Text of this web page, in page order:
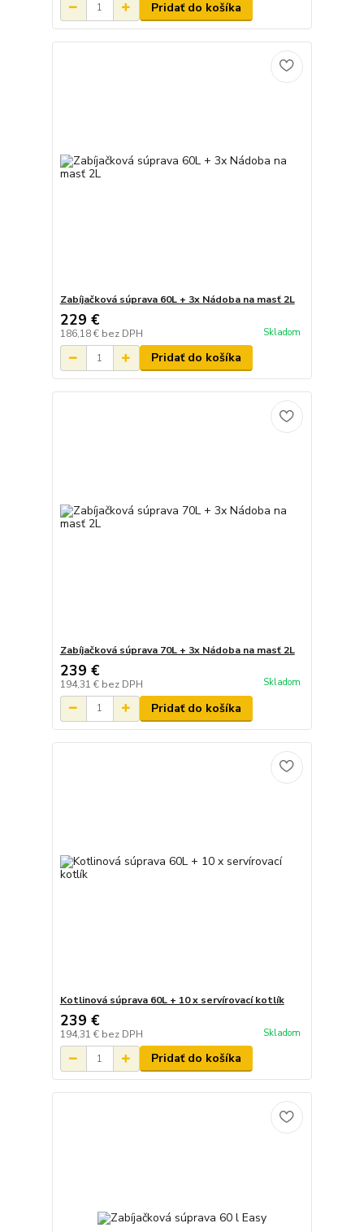
Pridať do košíka
Zabíjačková súprava 60L + 3x Nádoba na masť 2L
229 €
186,18 € bez DPH Skladom
Pridať do košíka
Zabíjačková súprava 70L + 3x Nádoba na masť 2L
239 €
194,31 € bez DPH Skladom
Pridať do košíka
Kotlinová súprava 60L + 10 x servírovací kotlík
239 €
194,31 € bez DPH Skladom
Pridať do košíka